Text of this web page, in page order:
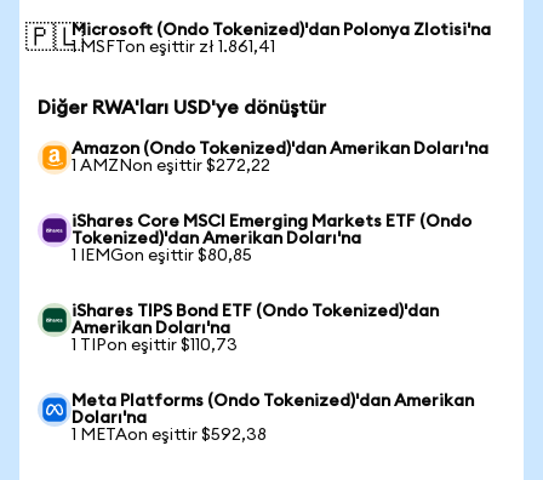
🇵🇱Microsoft (Ondo Tokenized)'dan Polonya Zlotisi'na
1 MSFTon eşittir zł 1.861,41
Diğer RWA'ları USD'ye dönüştür
Amazon (Ondo Tokenized)'dan Amerikan Doları'na
1 AMZNon eşittir $272,22
iShares Core MSCI Emerging Markets ETF (Ondo
Tokenized)'dan Amerikan Doları'na
1 IEMGon eşittir $80,85
iShares TIPS Bond ETF (Ondo Tokenized)'dan
Amerikan Doları'na
1 TIPon eşittir $110,73
Meta Platforms (Ondo Tokenized)'dan Amerikan
Doları'na
1 METAon eşittir $592,38